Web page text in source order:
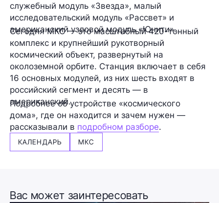
служебный модуль «Звезда», малый
исследовательский модуль «Рассвет» и
американский узловой модуль «Юнити».
Сегодня МКС — это масштабный 420-тонный
комплекс и крупнейший рукотворный
космический объект, развернутый на
околоземной орбите. Станция включает в себя
16 основных модулей, из них шесть входят в
российский сегмент и десять — в
американский.
Подробнее об устройстве «космического
дома», где он находится и зачем нужен —
рассказывали в подробном разборе.
КАЛЕНДАРЬ МКС
Вас может заинтересовать